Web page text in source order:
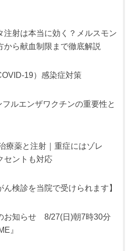
注射は本当に効く？メルスモン
から献血制限まで徹底解説
19）感染症対策
ルエンザワクチンの重要性と
療薬と注射｜重症にはゾレ
セントも対応
ん検診を当院で受けられます】
知らせ 8/27(日)朝7時30分
』